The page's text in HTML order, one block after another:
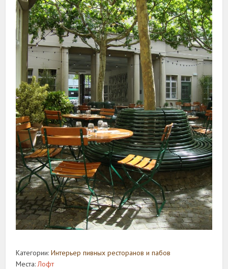
Категории:Интерьер пивных ресторанов и пабов
Места:Лофт